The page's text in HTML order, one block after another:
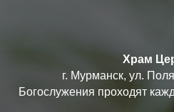
Храм
г. Мурманск, ул.
Богослужения проходят